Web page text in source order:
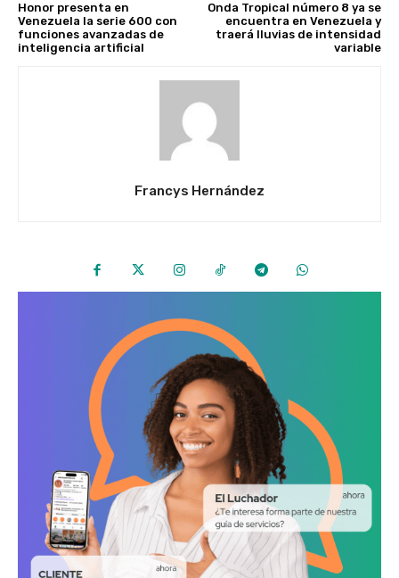
Honor presenta en
Venezuela la serie 600 con
funciones avanzadas de
inteligencia artificial
Onda Tropical número 8 ya se
encuentra en Venezuela y
traerá lluvias de intensidad
variable
Francys Hernández